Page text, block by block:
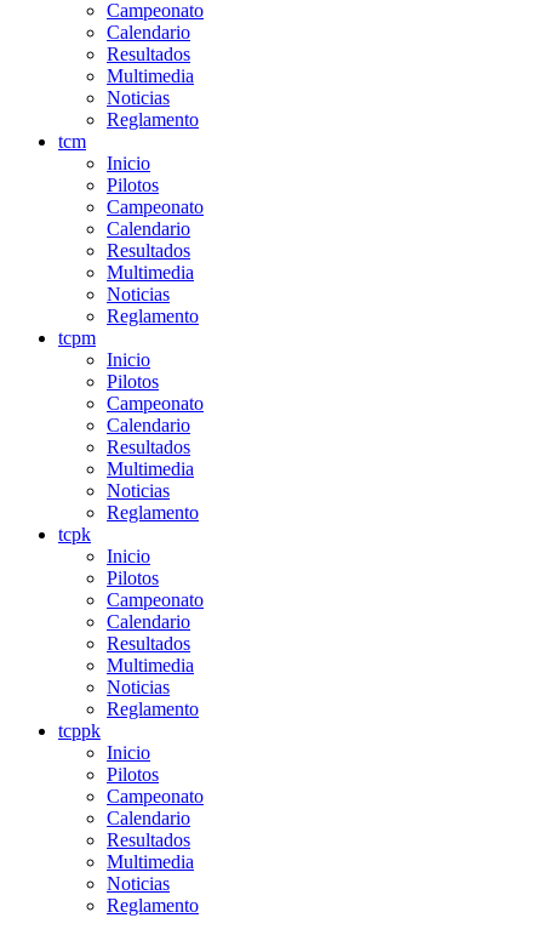
Campeonato
Calendario
Resultados
Multimedia
Noticias
Reglamento
tcm
Inicio
Pilotos
Campeonato
Calendario
Resultados
Multimedia
Noticias
Reglamento
tcpm
Inicio
Pilotos
Campeonato
Calendario
Resultados
Multimedia
Noticias
Reglamento
tcpk
Inicio
Pilotos
Campeonato
Calendario
Resultados
Multimedia
Noticias
Reglamento
tcppk
Inicio
Pilotos
Campeonato
Calendario
Resultados
Multimedia
Noticias
Reglamento